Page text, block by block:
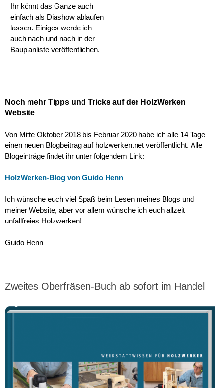
Ihr könnt das Ganze auch
einfach als Diashow ablaufen
lassen. Einiges werde ich
auch nach und nach in der
Bauplanliste veröffentlichen.
Noch mehr Tipps und Tricks auf der HolzWerken
Website
Von Mitte Oktober 2018 bis Februar 2020 habe ich alle 14 Tage
einen neuen Blogbeitrag auf holzwerken.net veröffentlicht. Alle
Blogeinträge findet ihr unter folgendem Link:
HolzWerken-Blog von Guido Henn
Ich wünsche euch viel Spaß beim Lesen meines Blogs und
meiner Website, aber vor allem wünsche ich euch allzeit
unfallfreies Holzwerken!
Guido Henn
Zweites Oberfräsen-Buch ab sofort im Handel